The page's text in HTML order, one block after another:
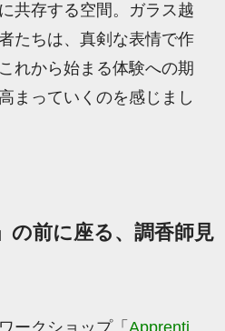
共存する空間。ガラス越
たちは、真剣な表情で作
れから始まる体験への期
まっていくのを感じまし
の前に座る、調香師見